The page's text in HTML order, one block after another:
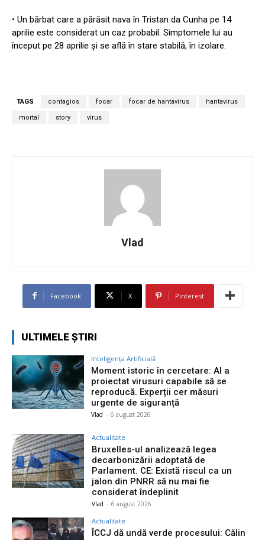
• Un bărbat care a părăsit nava în Tristan da Cunha pe 14
aprilie este considerat un caz probabil. Simptomele lui au
început pe 28 aprilie și se află în stare stabilă, în izolare.
TAGS contagios focar focar de hantavirus hantavirus
mortal story virus
Vlad
Facebook X Pinterest
ULTIMELE ȘTIRI
Inteligența Artificială
Moment istoric în cercetare: AI a
proiectat virusuri capabile să se
reproducă. Experții cer măsuri
urgente de siguranță
Vlad - 6 august 2026
Actualitate
Bruxelles-ul analizează legea
decarbonizării adoptată de
Parlament. CE: Există riscul ca un
jalon din PNRR să nu mai fie
considerat îndeplinit
Vlad - 6 august 2026
Actualitate
ÎCCJ dă undă verde procesului: Călin